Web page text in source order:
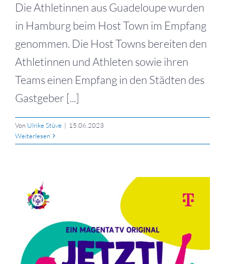
Die Athletinnen aus Guadeloupe wurden
in Hamburg beim Host Town im Empfang
genommen. Die Host Towns bereiten den
Athletinnen und Athleten sowie ihren
Teams einen Empfang in den Städten des
Gastgeber [...]
Von Ulrike Stüve | 15.06.2023
Weiterlesen